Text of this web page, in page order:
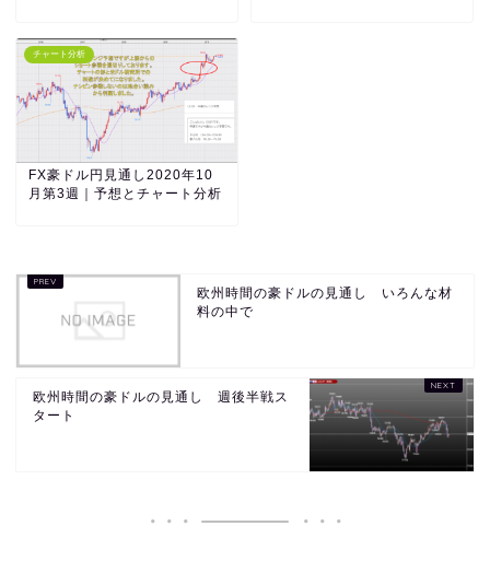
チャート分析
FX豪ドル円見通し2020年10
月第3週｜予想とチャート分析
欧州時間の豪ドルの見通し いろんな材
料の中で
欧州時間の豪ドルの見通し 週後半戦ス
タート